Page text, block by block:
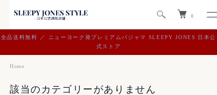
0
全品送料無料 ／ ニューヨーク発プレミアムパジャマ SLEEPY JONES 日本公
式ストア
Home
該当のカテゴリーがありません